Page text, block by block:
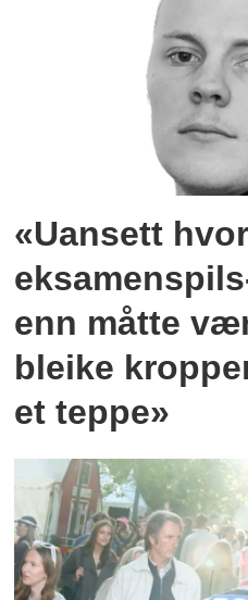
«Uansett
enn måtte
bleike
et teppe»